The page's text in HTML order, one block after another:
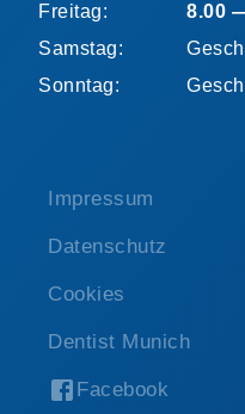
Freitag:
8.00
Samstag:
Sonntag:
Impressum
Datenschutz
Cookies
Dentist Munich
Facebook